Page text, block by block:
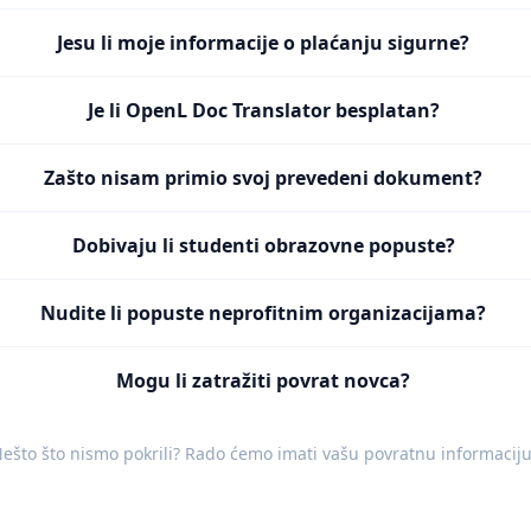
Jesu li moje informacije o plaćanju sigurne?
Je li OpenL Doc Translator besplatan?
Zašto nisam primio svoj prevedeni dokument?
Dobivaju li studenti obrazovne popuste?
Nudite li popuste neprofitnim organizacijama?
Mogu li zatražiti povrat novca?
što nismo pokrili? Rado ćemo imati vašu povratnu informaciju